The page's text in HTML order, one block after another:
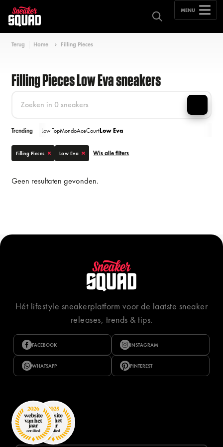
MENU
Terug Home Filling Pieces
Filling Pieces Low Eva sneakers
Trending Low TopMondoAceCourtLow Eva
Filling Pieces Low Eva Wis alle filters
Geen resultaten gevonden.
Hét lifestyle sneakerplatform voor de laatste sneaker
releases, trends & tips.
FACEBOOK INSTAGRAM
WHATSAPP PINTEREST